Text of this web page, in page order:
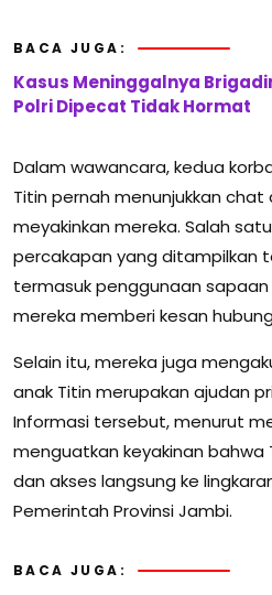
BACA JUGA:
Kasus Meninggalnya
Polri Dipecat Tidak Hormat
Dalam wawancara, kedua
Titin pernah menunjukkan
meyakinkan mereka. Salah
percakapan yang ditampilkan
termasuk penggunaan sapaan
mereka memberi kesan
Selain itu, mereka juga
anak Titin merupakan ajudan
Informasi tersebut, menurut
menguatkan keyakinan bahwa
dan akses langsung ke
Pemerintah Provinsi Jambi.
BACA JUGA: